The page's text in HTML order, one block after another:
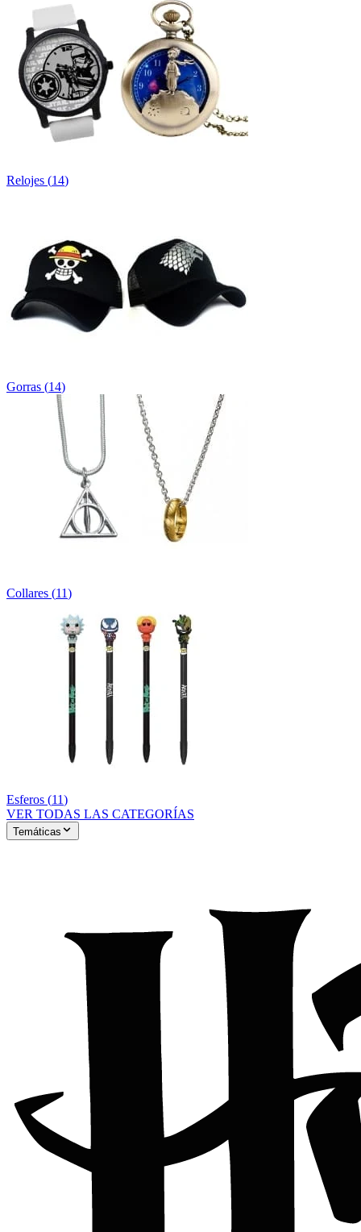
Relojes (14)
Gorras (14)
Collares (11)
Esferos (11)
VER TODAS LAS CATEGORÍAS
Temáticas